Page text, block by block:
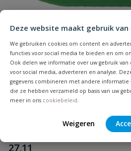
Deze website maakt gebruik van
We gebruiken cookies om content en
functies voor social media te bieden en om
Ook delen we informatie over uw gebruik
voor social media, adverteren en analyse.
gegevens combineren met andere
die ze hebben verzameld op basis van uw
meer in ons cookiebeleid.
Weigeren
Inhoud 100 stuks
Materiaal verzinkt
Merknaam Spax
kozijnen
Beoordeling versturen
Spax Bitbox T-STAR plus
6 Bitjes + Bithouder
€
27,11